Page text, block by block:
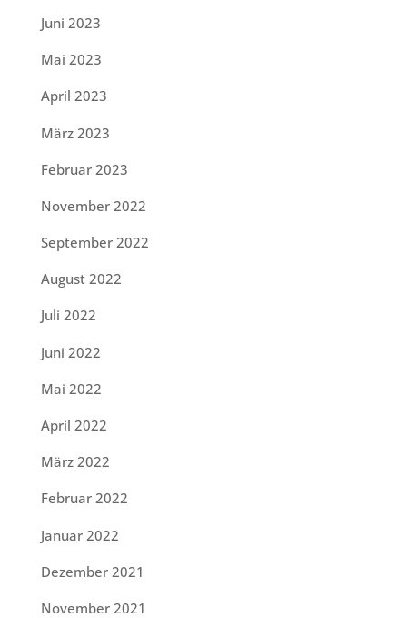
Juni 2023
Mai 2023
April 2023
März 2023
Februar 2023
November 2022
September 2022
August 2022
Juli 2022
Juni 2022
Mai 2022
April 2022
März 2022
Februar 2022
Januar 2022
Dezember 2021
November 2021